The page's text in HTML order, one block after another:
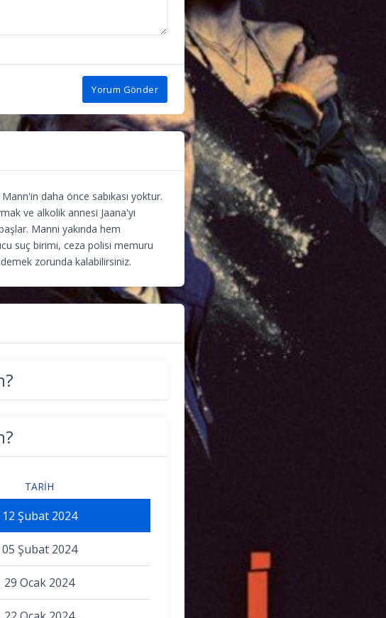
Yorum Gönder
daha önce sabıkası yoktur.
ve alkolik annesi Jaana'yı
Manni yakında hem
suç birimi, ceza polisi memuru
zorunda kalabilirsiniz.
TARIH
12 Şubat 2024
05 Şubat 2024
29 Ocak 2024